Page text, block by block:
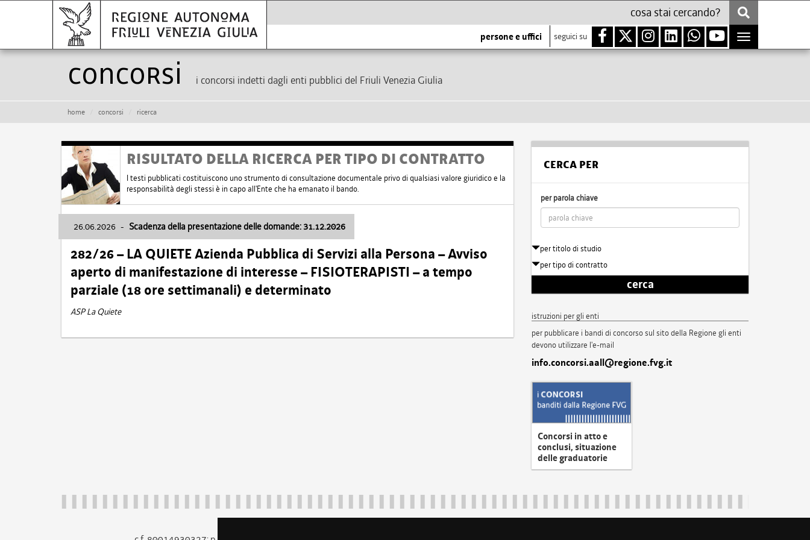
persone e uffici seguici su
Toggle
navigation
Concorsi i concorsi indetti dagli enti pubblici del Friuli Venezia Giulia
home concorsi ricerca
RISULTATO DELLA RICERCA PER TIPO DI CONTRATTO
I testi pubblicati costituiscono uno strumento di consultazione documentale privo di qualsiasi valore giuridico e la
responsabilità degli stessi è in capo all'Ente che ha emanato il bando.
26.06.2026 - Scadenza della presentazione delle domande: 31.12.2026
282/26 – LA QUIETE Azienda Pubblica di Servizi alla Persona – Avviso
aperto di manifestazione di interesse – FISIOTERAPISTI – a tempo
parziale (18 ore settimanali) e determinato
ASP La Quiete
CERCA PER
per parola chiave
per titolo di studio
per tipo di contratto
cerca
istruzioni per gli enti
per pubblicare i bandi di concorso sul sito della Regione gli enti
devono utilizzare l'e-mail
info.concorsi.aall@regione.fvg.it
Concorsi in atto e
conclusi, situazione
delle graduatorie